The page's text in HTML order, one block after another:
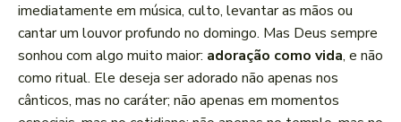
imediatamente em música, culto, levantar as mãos ou
cantar um louvor profundo no domingo. Mas Deus sempre
sonhou com algo muito maior: adoração como vida, e não
como ritual. Ele deseja ser adorado não apenas nos
cânticos, mas no caráter; não apenas em momentos